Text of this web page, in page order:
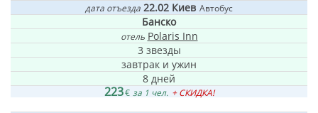
дата отъезда 22.02 Киев Автобус
Банско
отель Polaris Inn
3 звезды
завтрак и ужин
8 дней
223€ за 1 чел. + СКИДКА!